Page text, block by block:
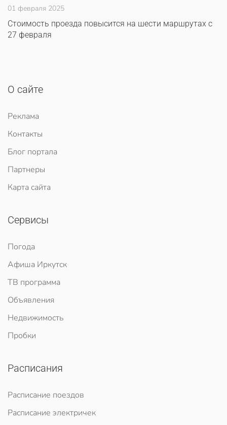
01 февраля 2025
Стоимость проезда повысится на шести маршрутах с
27 февраля
О сайте
Реклама
Контакты
Блог портала
Партнеры
Карта сайта
Сервисы
Погода
Афиша Иркутск
ТВ программа
Объявления
Недвижимость
Пробки
Расписания
Расписание поездов
Расписание электричек